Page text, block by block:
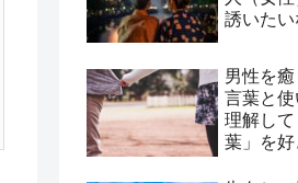
誘いたい
男性を
言葉と
理解し
葉」を好